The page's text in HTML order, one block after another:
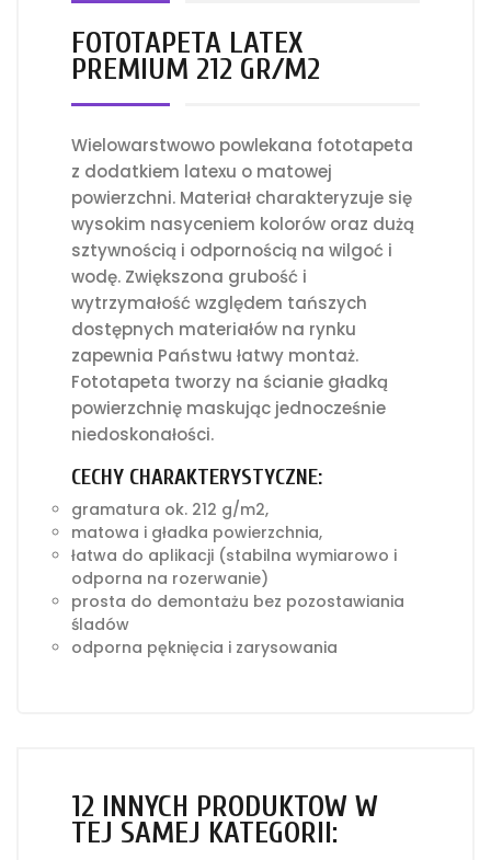
FOTOTAPETA LATEX
PREMIUM 212 GR/M2
Wielowarstwowo powlekana fototapeta
z dodatkiem latexu o matowej
powierzchni. Materiał charakteryzuje się
wysokim nasyceniem kolorów oraz dużą
sztywnością i odpornością na wilgoć i
wodę. Zwiększona grubość i
wytrzymałość względem tańszych
dostępnych materiałów na rynku
zapewnia Państwu łatwy montaż.
Fototapeta tworzy na ścianie gładką
powierzchnię maskując jednocześnie
niedoskonałości.
CECHY CHARAKTERYSTYCZNE:
gramatura ok. 212 g/m2,
matowa i gładka powierzchnia,
łatwa do aplikacji (stabilna wymiarowo i
odporna na rozerwanie)
prosta do demontażu bez pozostawiania
śladów
odporna pęknięcia i zarysowania
12 INNYCH PRODUKTÓW W
TEJ SAMEJ KATEGORII: